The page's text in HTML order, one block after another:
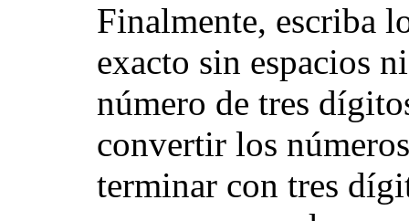
Finalmente, escriba
exacto sin espacios
número de tres
convertir los
terminar con tres